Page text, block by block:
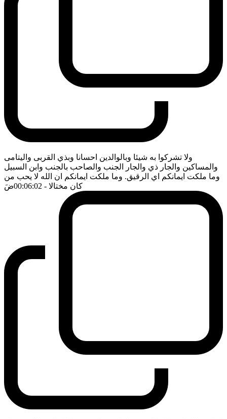
ولا تشركوا به شيئا وبالوالدين احسانا وبذي القربى واليتامى
والمساكين والجار ذي والجار الجنب والصاحب بالجنب وابن السبيل
وما ملكت ايمانكم اي الرقيق. وما ملكت ايمانكم ان الله لا يحب من
كان مختالا - 00:06:02 ضَ